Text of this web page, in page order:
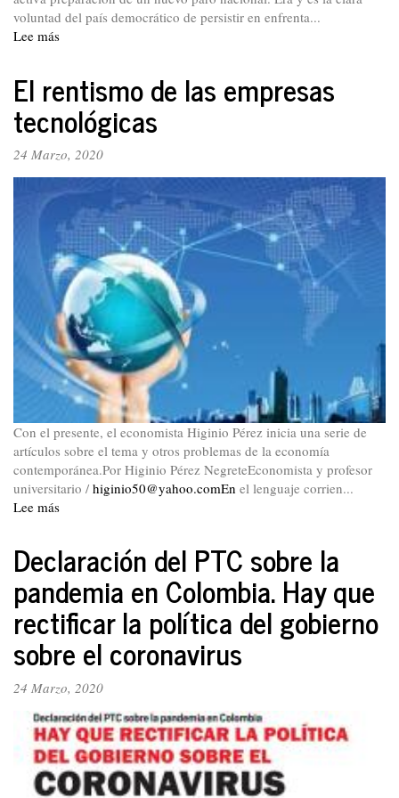
voluntad del país democrático de persistir en enfrenta...
Lee más
del
coronavirus,
fortuita
ayuda
gobierno
en
descrédito
e
incompetente
El rentismo de las empresas
tecnológicas
24 Marzo, 2020
Con el presente, el economista Higinio Pérez inicia una serie de
artículos sobre el tema y otros problemas de la economía
contemporánea.Por Higinio Pérez NegreteEconomista y profesor
universitario / higinio50@yahoo.comEn el lenguaje corrien...
Lee más
de
las
empresas
tecnológicas
Declaración del PTC sobre la
pandemia en Colombia. Hay que
rectificar la política del gobierno
sobre el coronavirus
24 Marzo, 2020